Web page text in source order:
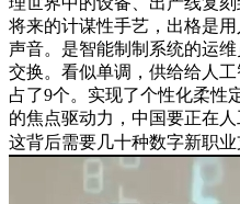
将来的计谋性手艺，出格是
声音。是智能制制系统的运
交换。看似单调，供给给人
占了9个。实现了个性化柔性
的焦点驱动力，中国要正在
这背后需要几十种数字新职业